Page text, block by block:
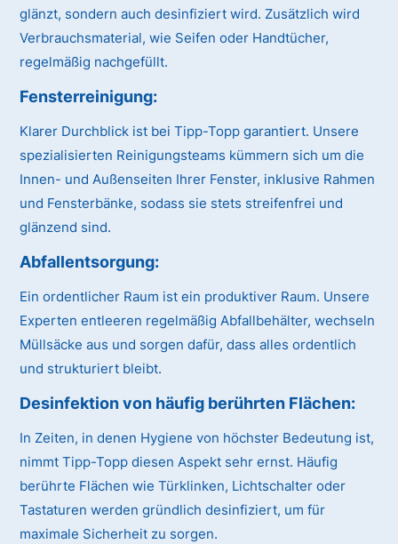
glänzt, sondern auch desinfiziert wird. Zusätzlich wird
Verbrauchsmaterial, wie Seifen oder Handtücher,
regelmäßig nachgefüllt.
Fensterreinigung:
Klarer Durchblick ist bei Tipp-Topp garantiert. Unsere
spezialisierten Reinigungsteams kümmern sich um die
Innen- und Außenseiten Ihrer Fenster, inklusive Rahmen
und Fensterbänke, sodass sie stets streifenfrei und
glänzend sind.
Abfallentsorgung:
Ein ordentlicher Raum ist ein produktiver Raum. Unsere
Experten entleeren regelmäßig Abfallbehälter, wechseln
Müllsäcke aus und sorgen dafür, dass alles ordentlich
und strukturiert bleibt.
Desinfektion von häufig berührten Flächen:
In Zeiten, in denen Hygiene von höchster Bedeutung ist,
nimmt Tipp-Topp diesen Aspekt sehr ernst. Häufig
berührte Flächen wie Türklinken, Lichtschalter oder
Tastaturen werden gründlich desinfiziert, um für
maximale Sicherheit zu sorgen.